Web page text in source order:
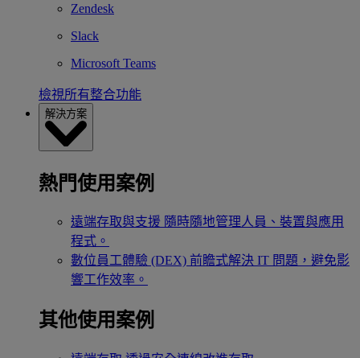
Zendesk
Slack
Microsoft Teams
檢視所有整合功能
解決方案
熱門使用案例
遠端存取與支援 隨時隨地管理人員、裝置與應用
程式。
數位員工體驗 (DEX) 前瞻式解決 IT 問題，避免影
響工作效率。
其他使用案例